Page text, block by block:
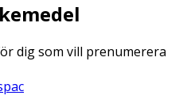
dig som vill prenumerera